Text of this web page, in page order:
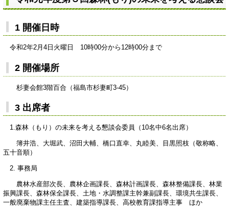
1 開催日時
令和2年2月4日火曜日 10時00分から12時00分まで
2 開催場所
杉妻会館3階百合（福島市杉妻町3-45）
3 出席者
1.森林（もり）の未来を考える懇談会委員（10名中6名出席）
簿井浩、大堀武、沼田大輔、橋口直幸、丸睦美、目黒照枝（敬称略、
五十音順）
2. 事務局
農林水産部次長、農林企画課長、森林計画課長、森林整備課長、林業
振興課長、森林保全課長、土地・水調整課主幹兼副課長、環境共生課長、
一般廃棄物課主任主査、建築指導課長、高校教育課指導主事 ほか